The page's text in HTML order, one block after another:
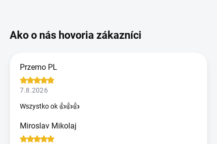
Przemo PL
7.8.2026
Wszystko ok 👍👍👍
Miroslav Mikolaj